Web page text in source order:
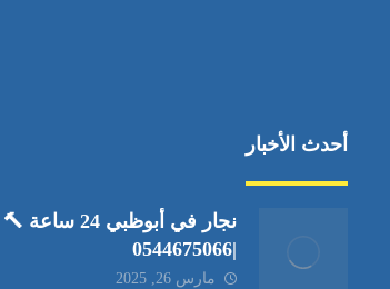
أحدث الأخبار
نجار في أبوظبي 24 ساعة 🔨
|0544675066
مارس 26, 2025